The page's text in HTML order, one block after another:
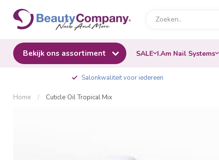
Bekijk ons assortiment SALE I.Am Nail Systems
Salonkwaliteit voor iedereen
Home / Cuticle Oil Tropical Mix